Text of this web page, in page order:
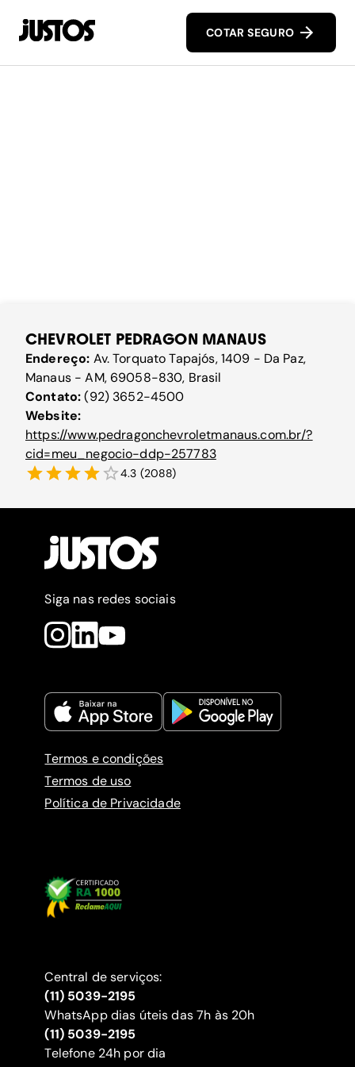
COTAR SEGURO
CHEVROLET PEDRAGON MANAUS
Endereço: Av. Torquato Tapajós, 1409 - Da Paz,
Manaus - AM, 69058-830, Brasil
Contato:(92) 3652-4500
Website:
https://www.pedragonchevroletmanaus.com.br/?
cid=meu_negocio-ddp-257783
4.3 (2088)
Siga nas redes sociais
Termos e condições
Termos de uso
Política de Privacidade
Central de serviços:
(11) 5039-2195
WhatsApp dias úteis das 7h às 20h
(11) 5039-2195
‍Telefone 24h por dia